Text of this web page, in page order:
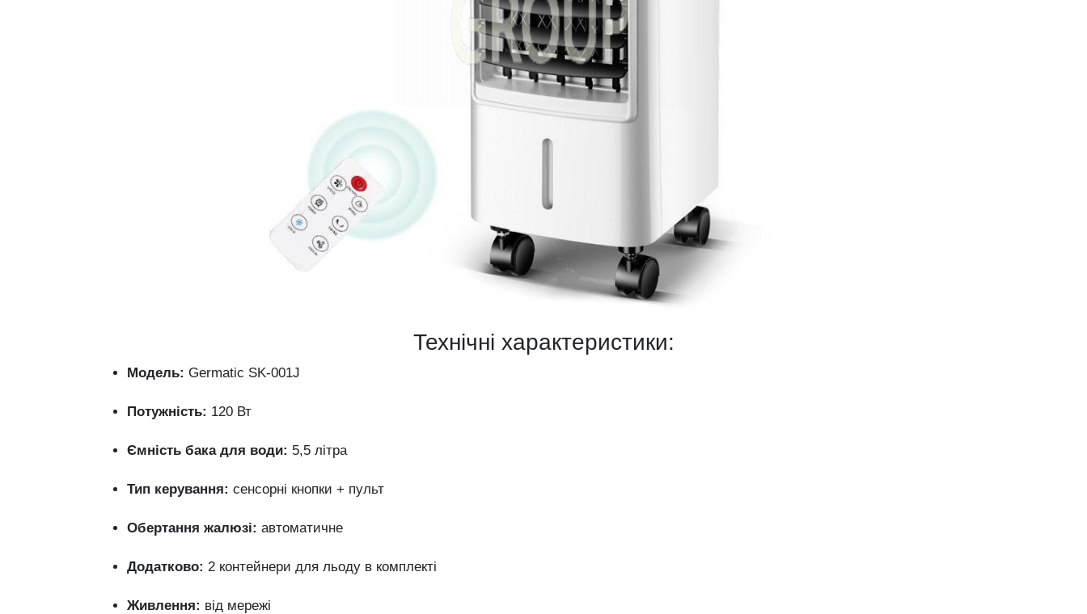
Технічні характеристики:
Модель: Germatic SK-001J
Потужність: 120 Вт
Ємність бака для води: 5,5 літра
Тип керування: сенсорні кнопки + пульт
Обертання жалюзі: автоматичне
Додатково: 2 контейнери для льоду в комплекті
Живлення: від мережі